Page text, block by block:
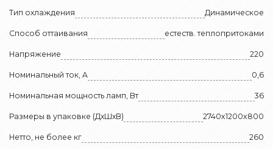
Тип охлаждения Динамическое
Способ оттаивания естеств. теплопритоками
Напряжение 220
Номинальный ток, A 0,6
Номинальная мощность ламп, Вт 36
Размеры в упаковке (ДхШхВ) 2740x1200x800
Нетто, не более кг 260